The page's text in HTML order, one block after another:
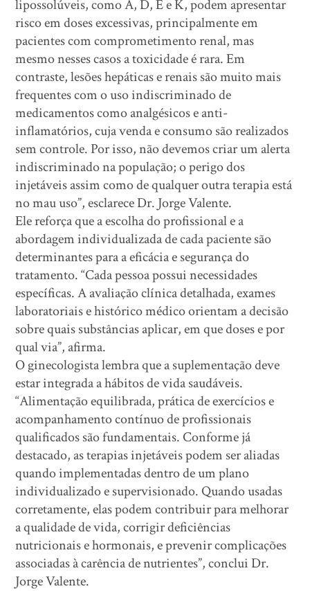
lipossolúveis, como A, D, E e K, podem apresentar
risco em doses excessivas, principalmente em
pacientes com comprometimento renal, mas
mesmo nesses casos a toxicidade é rara. Em
contraste, lesões hepáticas e renais são muito mais
frequentes com o uso indiscriminado de
medicamentos como analgésicos e anti-
inflamatórios, cuja venda e consumo são realizados
sem controle. Por isso, não devemos criar um alerta
indiscriminado na população; o perigo dos
injetáveis assim como de qualquer outra terapia está
no mau uso”, esclarece Dr. Jorge Valente.
Ele reforça que a escolha do profissional e a
abordagem individualizada de cada paciente são
determinantes para a eficácia e segurança do
tratamento. “Cada pessoa possui necessidades
específicas. A avaliação clínica detalhada, exames
laboratoriais e histórico médico orientam a decisão
sobre quais substâncias aplicar, em que doses e por
qual via”, afirma.
O ginecologista lembra que a suplementação deve
estar integrada a hábitos de vida saudáveis.
“Alimentação equilibrada, prática de exercícios e
acompanhamento contínuo de profissionais
qualificados são fundamentais. Conforme já
destacado, as terapias injetáveis podem ser aliadas
quando implementadas dentro de um plano
individualizado e supervisionado. Quando usadas
corretamente, elas podem contribuir para melhorar
a qualidade de vida, corrigir deficiências
nutricionais e hormonais, e prevenir complicações
associadas à carência de nutrientes”, conclui Dr.
Jorge Valente.